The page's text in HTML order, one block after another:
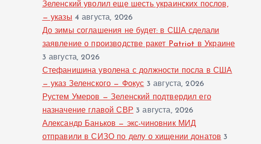
Зеленский уволил еще шесть украинских послов,
— указы 4 августа, 2026
До зимы соглашения не будет: в США сделали
заявление о производстве ракет Patriot в Украине
3 августа, 2026
Стефанишина уволена с должности посла в США
— указ Зеленского — Фокус 3 августа, 2026
Рустем Умеров — Зеленский подтвердил его
назначение главой СВР 3 августа, 2026
Александр Баньков — экс-чиновник МИД
отправили в СИЗО по делу о хищении донатов 3